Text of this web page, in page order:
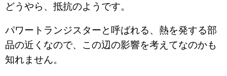
どうやら、抵抗のようです。
パワートランジスターと呼ばれる、熱を発する部
品の近くなので、この辺の影響を考えてなのかも
知れません。